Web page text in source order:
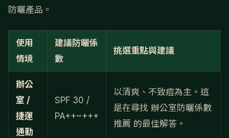
防曬產品。
使用
情境
建議防曬係
數
挑選重點與建議
辦公
室 /
捷運
通勤
SPF 30 /
PA++~+++
以清爽、不致痘為主。這
是在尋找 辦公室防曬係數
推薦 的最佳解答。